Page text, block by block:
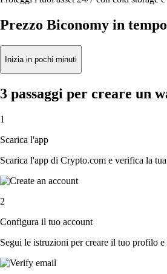
Prezzo Biconomy in
Inizia in pochi minuti
3 passaggi per creare un
1
Scarica l'app
Scarica l'app di Crypto.com e verifica la
2
Configura il tuo account
Segui le istruzioni per creare il tuo profilo e